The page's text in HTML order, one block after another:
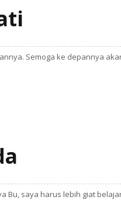
Semoga ke depannya
Bu, saya harus lebih giat